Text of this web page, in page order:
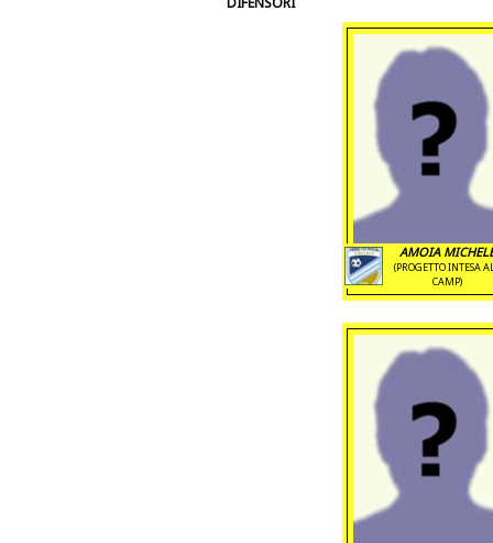
AMOIA
(PROGETTO INTESA
CAMP)